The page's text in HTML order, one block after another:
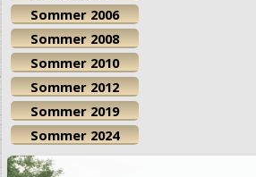
Sommer 2006
Sommer 2008
Sommer 2010
Sommer 2012
Sommer 2019
Sommer 2024